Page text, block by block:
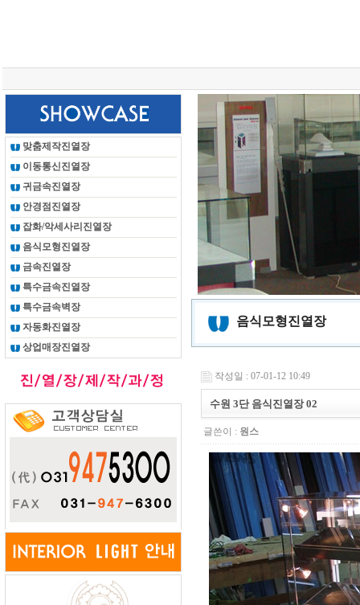
맞춤제작진열장
이동통신진열장
귀금속진열장
안경점진열장
잡화/악세사리진열장
음식모형진열장
금속진열장
특수금속진열장
특수금속벽장
자동화진열장
상업매장진열장
음식모형진열장
작성일 : 07-01-12 10:49
수원 3단 음식진열장 02
글쓴이 : 원스